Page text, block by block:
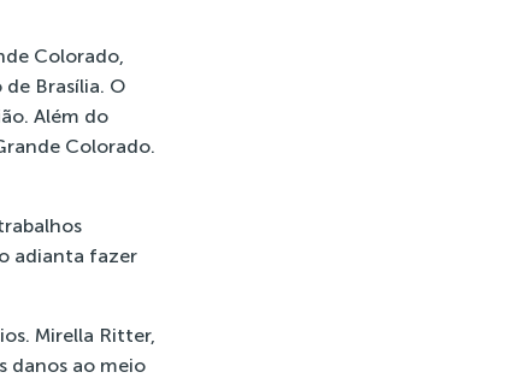
Colorado,
Brasília. O
Além do
Colorado.
adianta fazer
Mirella Ritter,
danos ao meio